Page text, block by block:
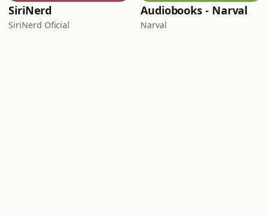
SiriNerd
SiriNerd Oficial
Audiobooks - Narval
Narval